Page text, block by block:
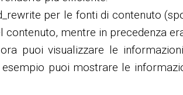
per le fonti di contenuto
mentre in precedenza
puoi visualizzare le
puoi mostrare le